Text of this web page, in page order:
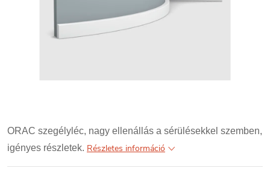
ORAC szegélyléc, nagy ellenállás a sérülésekkel szemben,
igényes részletek. Részletes információ